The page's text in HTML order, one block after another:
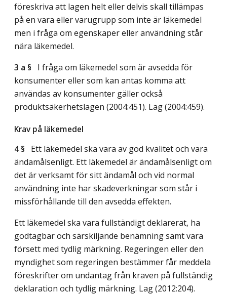
föreskriva att lagen helt eller delvis skall tillämpas
på en vara eller varugrupp som inte är läkemedel
men i fråga om egenskaper eller användning står
nära läkemedel.
3 a § I fråga om läkemedel som är avsedda för
konsumenter eller som kan antas komma att
användas av konsumenter gäller också
produktsäkerhetslagen (2004:451). Lag (2004:459).
Krav på läkemedel
4 § Ett läkemedel ska vara av god kvalitet och vara
ändamålsenligt. Ett läkemedel är ändamålsenligt om
det är verksamt för sitt ändamål och vid normal
användning inte har skadeverkningar som står i
missförhållande till den avsedda effekten.
Ett läkemedel ska vara fullständigt deklarerat, ha
godtagbar och särskiljande benämning samt vara
försett med tydlig märkning. Regeringen eller den
myndighet som regeringen bestämmer får meddela
föreskrifter om undantag från kraven på fullständig
deklaration och tydlig märkning. Lag (2012:204).